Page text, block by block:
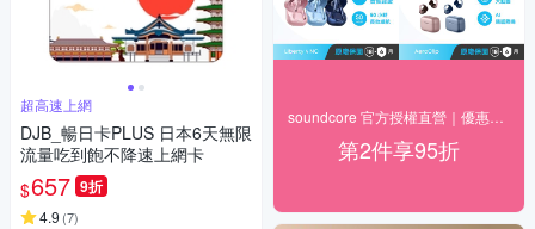
超高速上網
DJB_暢日卡PLUS 日本6天無限
流量吃到飽不降速上網卡
$657 9折
4.9 (7)
第2件享95折